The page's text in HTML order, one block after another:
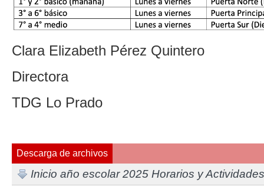
Clara Elizabeth Pérez Quintero
Directora
TDG Lo Prado
Descarga de archivos
Inicio año escolar 2025 Horarios y Actividades